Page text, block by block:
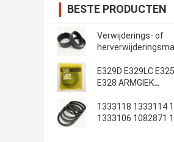
BESTE PRODUCTEN
Verwijderings- of
E329D E329LC
E328 ARMGIEK
1333118 1333114
1333106 1082871